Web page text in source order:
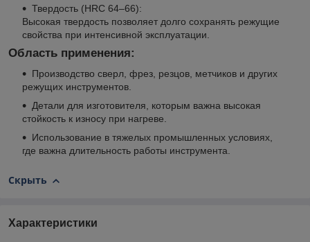
Твердость (HRC 64–66):
Высокая твердость позволяет долго сохранять режущие
свойства при интенсивной эксплуатации.
Область применения:
Производство сверл, фрез, резцов, метчиков и других
режущих инструментов.
Детали для изготовителя, которым важна высокая
стойкость к износу при нагреве.
Использование в тяжелых промышленных условиях,
где важна длительность работы инструмента.
Скрыть
Характеристики